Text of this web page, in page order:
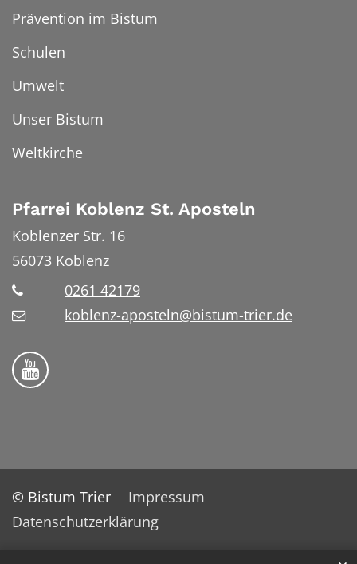
Prävention im Bistum
Schulen
Umwelt
Unser Bistum
Weltkirche
Pfarrei Koblenz St. Aposteln
Koblenzer Str. 16
56073 Koblenz
0261 42179
koblenz-aposteln@bistum-trier.de
Bistum Trier auf YouTube
© Bistum Trier
Impressum
Datenschutzerklärung